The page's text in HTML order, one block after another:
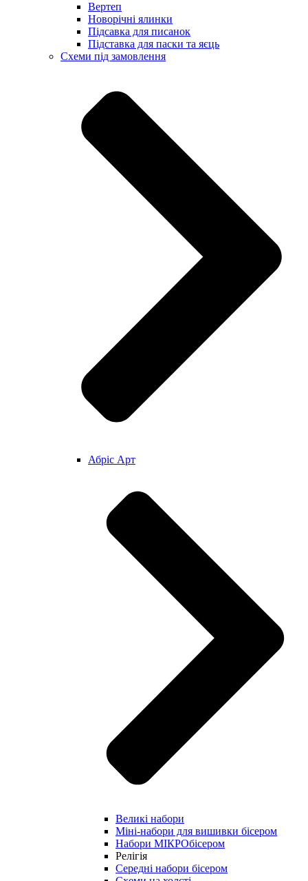
Вертеп
Новорічні ялинки
Підсавка для писанок
Підставка для паски та яєць
Схеми під замовлення
Абріс Арт
Великі набори
Міні-набори для вишивки бісером
Набори МІКРОбісером
Релігія
Середні набори бісером